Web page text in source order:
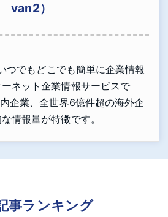
van2）
つでもどこでも簡単に企業情報
ネット企業情報サービスで
企業、全世界6億件超の海外企
情報量が特徴です。
事ランキング